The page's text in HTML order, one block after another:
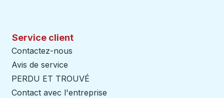
Service client
Contactez-nous
Avis de service
PERDU ET TROUVÉ
Contact avec l'entreprise